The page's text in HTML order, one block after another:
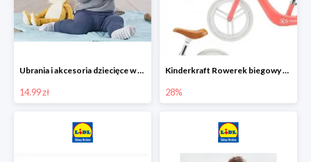
Ubrania i akcesoria dziecięce w Lidlu Online od 14,99 zł
14.99 zł
Kinderkraft Rowerek biegowy Fly
28%